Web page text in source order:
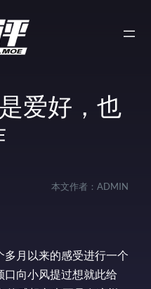
爱好，也
本文作者： ADMIN
月以来的感受进行一个
口向小风提过想就此给